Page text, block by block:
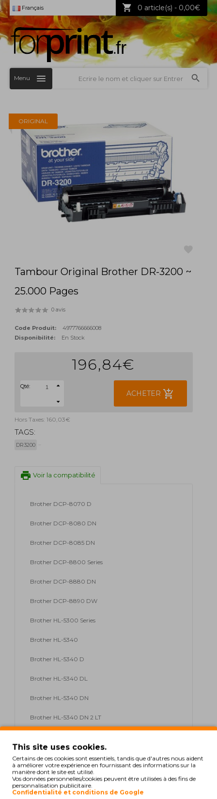
Français 0 article(s) - 0,00€
Menu
ORIGINAL
Tambour Original Brother DR-3200 ~
25.000 Pages
0 avis
Code Produit:
4977766666008
Disponibilité:
En Stock
196,84€
Qté:
ACHETER add_shopping_cart
Hors Taxes: 160,03€
TAGS:
DR3200
print Voir la compatibilité
Brother DCP-8070 D
Brother DCP-8080 DN
Brother DCP-8085 DN
Brother DCP-8800 Series
Brother DCP-8880 DN
Brother DCP-8890 DW
Brother HL-5300 Series
Brother HL-5340
Brother HL-5340 D
Brother HL-5340 DL
Brother HL-5340 DN
Brother HL-5340 DN 2 LT
Brother HL-5340 DW
Brother HL-5350
Brother HL-5350 DN
This site uses cookies.
Certains de ces cookies sont essentiels, tandis que d'autres nous aident
à améliorer votre expérience en fournissant des informations sur la
manière dont le site est utilisé.
Vos données personnelles/cookies peuvent être utilisées à des fins de
personnalisation publicitaire.
Confidentialité et conditions de Google